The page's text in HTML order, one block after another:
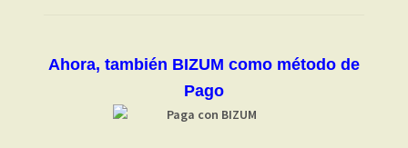
Ahora, también BIZUM como método de
Pago